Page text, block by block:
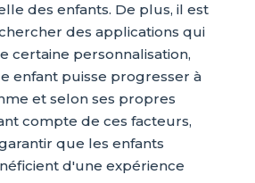
des enfants. De plus, il est
des applications qui
certaine personnalisation,
enfant puisse progresser à
et selon ses propres
compte de ces facteurs,
que les enfants
d'une expérience